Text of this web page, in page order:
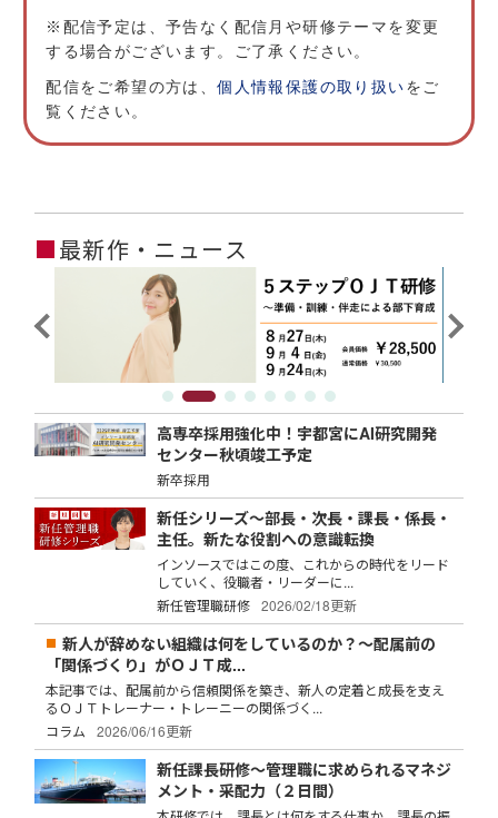
※配信予定は、予告なく配信月や研修テーマを変更
する場合がございます。ご了承ください。
配信をご希望の方は、個人情報保護の取り扱いをご
覧ください。
■最新作・ニュース
高専卒採用強化中！宇都宮にAI研究開発
センター秋頃竣工予定
新卒採用
新任シリーズ～部長・次長・課長・係長・
主任。新たな役割への意識転換
インソースではこの度、これからの時代をリード
していく、役職者・リーダーに...
新任管理職研修
2026/02/18更新
新人が辞めない組織は何をしているのか？～配属前の
「関係づくり」がＯＪＴ成...
本記事では、配属前から信頼関係を築き、新人の定着と成長を支え
るＯＪＴトレーナー・トレーニーの関係づく...
コラム
2026/06/16更新
新任課長研修～管理職に求められるマネジ
メント・采配力（２日間）